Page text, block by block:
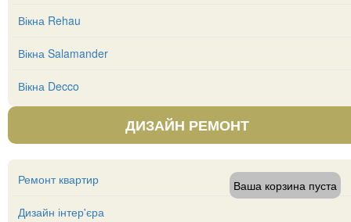
Вікна Rehau
Вікна Salamander
Вікна Decco
ДИЗАЙН РЕМОНТ
Ремонт квартир
Дизайн інтер'єра
Ваша корзина пуста